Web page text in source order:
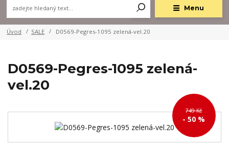
Menu
Úvod SALE D0569-Pegres-1095 zelená-vel.20
D0569-Pegres-1095 zelená-
vel.20
749 Kč
- 50 %